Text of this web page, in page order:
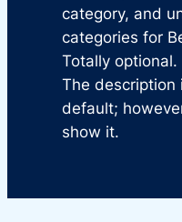
category, and
categories for
Totally optional.
The description
default;
show it.